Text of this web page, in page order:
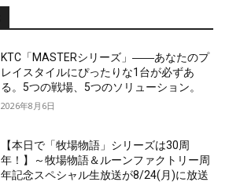
KTC「MASTERシリーズ」――あなたのプ
レイスタイルにぴったりな1台が必ずあ
る。5つの戦場、5つのソリューション。
2026年8月6日
【本日で「牧場物語」シリーズは30周
年！】～牧場物語＆ルーンファクトリー周
年記念スペシャル生放送が8/24(月)に放送